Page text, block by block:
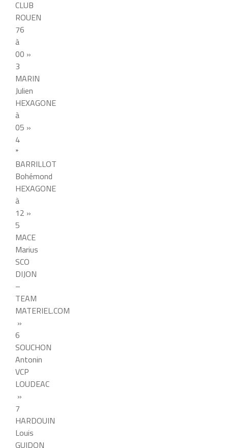
CLUB
ROUEN
76
à
00 »
3
MARIN
Julien
HEXAGONE
à
05 »
4
*
BARRILLOT
Bohémond
HEXAGONE
à
12 »
5
MACE
Marius
SCO
DIJON
–
TEAM
MATERIEL.COM
»
6
SOUCHON
Antonin
VCP
LOUDEAC
»
7
HARDOUIN
Louis
GUIDON